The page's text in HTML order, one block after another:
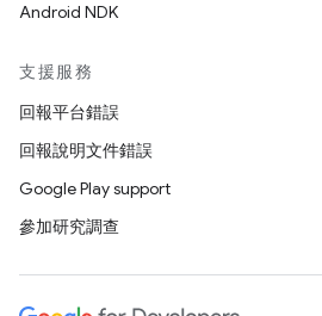
Android NDK
支援服務
回報平台錯誤
回報說明文件錯誤
Google Play support
參加研究調查